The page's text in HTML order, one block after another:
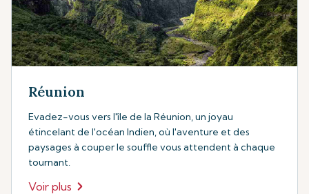
Réunion
Evadez-vous vers l'île de la Réunion, un joyau
étincelant de l'océan Indien, où l'aventure et des
paysages à couper le souffle vous attendent à chaque
tournant.
Voir plus